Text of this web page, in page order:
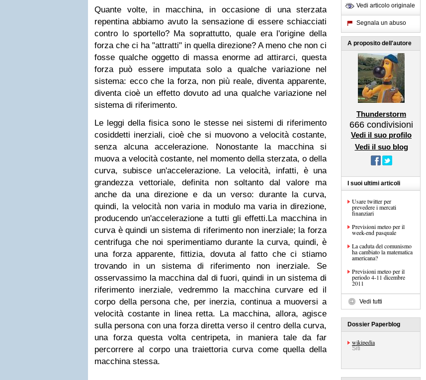
Quante volte, in macchina, in occasione di una sterzata
repentina abbiamo avuto la sensazione di essere schiacciati
contro lo sportello? Ma soprattutto, quale era l'origine della
forza che ci ha "attratti" in quella direzione? A meno che non ci
fosse qualche oggetto di massa enorme ad attirarci, questa
forza può essere imputata solo a qualche variazione nel
sistema: ecco che la forza, non più reale, diventa apparente,
diventa cioè un effetto dovuto ad una qualche variazione nel
sistema di riferimento.
Le leggi della fisica sono le stesse nei sistemi di riferimento
cosiddetti inerziali, cioè che si muovono a velocità costante,
senza alcuna accelerazione. Nonostante la macchina si
muova a velocità costante, nel momento della sterzata, o della
curva, subisce un'accelerazione. La velocità, infatti, è una
grandezza vettoriale, definita non soltanto dal valore ma
anche da una direzione e da un verso: durante la curva,
quindi, la velocità non varia in modulo ma varia in direzione,
producendo un'accelerazione a tutti gli effetti.La macchina in
curva è quindi un sistema di riferimento non inerziale; la forza
centrifuga che noi sperimentiamo durante la curva, quindi, è
una forza apparente, fittizia, dovuta al fatto che ci stiamo
trovando in un sistema di riferimento non inerziale. Se
osservassimo la macchina dal di fuori, quindi in un sistema di
riferimento inerziale, vedremmo la macchina curvare ed il
corpo della persona che, per inerzia, continua a muoversi a
velocità costante in linea retta. La macchina, allora, agisce
sulla persona con una forza diretta verso il centro della curva,
una forza questa volta centripeta, in maniera tale da far
percorrere al corpo una traiettoria curva come quella della
macchina stessa.
Vedi articolo originale
Segnala un abuso
A proposito dell'autore
Thunderstorm
666 condivisioni
Vedi il suo profilo
Vedi il suo blog
I suoi ultimi articoli
Usare twitter per
prevedere i mercati
finanziari
Previsioni meteo per il
week-end pasquale
La caduta del comunismo
ha cambiato la matematica
americana?
Previsioni meteo per il
periodo 4-11 dicembre
2011
Vedi tutti
Dossier Paperblog
wikipedia
Siti